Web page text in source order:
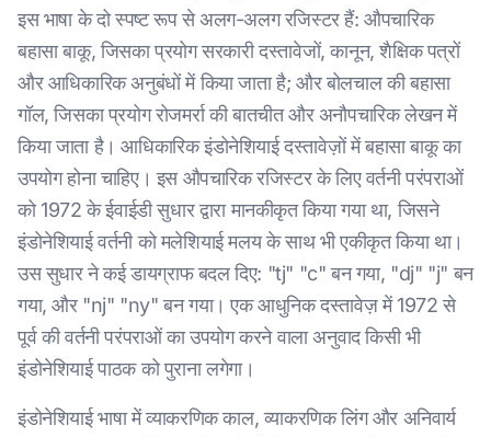
इस भाषा के दो स्पष्ट रूप से अलग-अलग रजिस्टर हैं: औपचारिक
बहासा बाकू, जिसका प्रयोग सरकारी दस्तावेजों, कानून, शैक्षिक पत्रों
और आधिकारिक अनुबंधों में किया जाता है; और बोलचाल की बहासा
गॉल, जिसका प्रयोग रोजमर्रा की बातचीत और अनौपचारिक लेखन में
किया जाता है। आधिकारिक इंडोनेशियाई दस्तावेज़ों में बहासा बाकू का
उपयोग होना चाहिए। इस औपचारिक रजिस्टर के लिए वर्तनी परंपराओं
को 1972 के ईवाईडी सुधार द्वारा मानकीकृत किया गया था, जिसने
इंडोनेशियाई वर्तनी को मलेशियाई मलय के साथ भी एकीकृत किया था।
उस सुधार ने कई डायग्राफ बदल दिए: "tj" "c" बन गया, "dj" "j" बन
गया, और "nj" "ny" बन गया। एक आधुनिक दस्तावेज़ में 1972 से
पूर्व की वर्तनी परंपराओं का उपयोग करने वाला अनुवाद किसी भी
इंडोनेशियाई पाठक को पुराना लगेगा।
इंडोनेशियाई भाषा में व्याकरणिक काल, व्याकरणिक लिंग और अनिवार्य